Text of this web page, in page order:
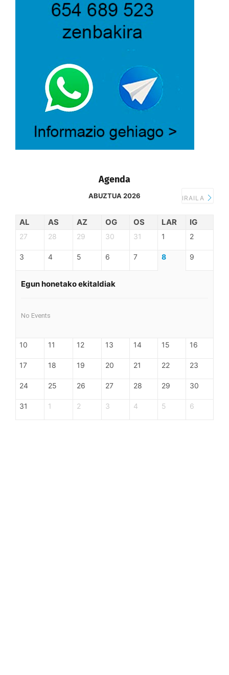
Agenda
ABUZTUA 2026 IRAILA
AL AS AZ OG OS LAR IG
27 28 29 30 31 1 2
3 4 5 6 7 8 9
Egun honetako ekitaldiak
No Events
10 11 12 13 14 15 16
17 18 19 20 21 22 23
24 25 26 27 28 29 30
31 1 2 3 4 5 6